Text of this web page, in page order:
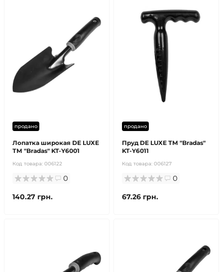
продано
Лопатка широкая DE LUXE
ТМ "Bradas" KT-Y6001
Код товара: 006122
0
140.27 грн.
продано
Пруд DE LUXE ТМ "Bradas"
KT-Y6011
Код товара: 006127
0
67.26 грн.